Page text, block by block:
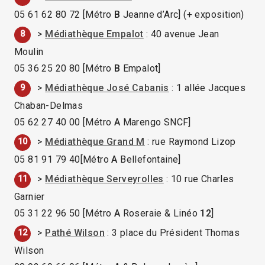
05 61 62 80 72 [Métro B Jeanne d’Arc] (+ exposition)
8 > Médiathèque Empalot : 40 avenue Jean
Moulin
05 36 25 20 80 [Métro B Empalot]
9 > Médiathèque José Cabanis : 1 allée Jacques
Chaban-Delmas
05 62 27 40 00 [Métro A Marengo SNCF]
10 > Médiathèque Grand M : rue Raymond Lizop
05 81 91 79 40[MétroA Bellefontaine]
11 > Médiathèque Serveyrolles : 10 rue Charles
Garnier
05 31 22 96 50 [Métro A Roseraie & Linéo 12]
12 > Pathé Wilson : 3 place du Président Thomas
Wilson